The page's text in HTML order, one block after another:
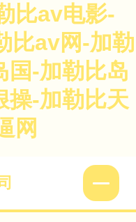
比av电影-
比av网-加勒
国-加勒比岛
操-加勒比天
网